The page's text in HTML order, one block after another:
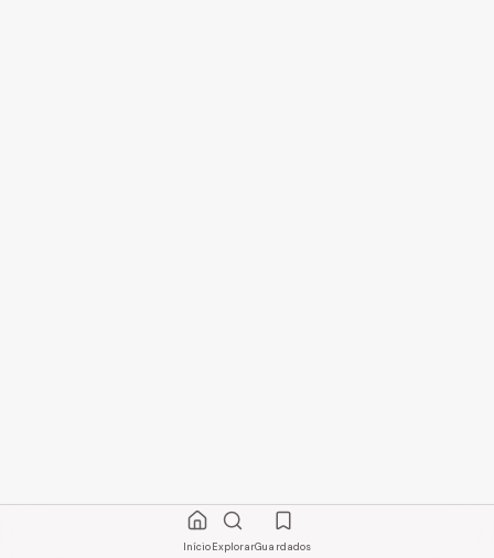
InícioExplorarGuardados